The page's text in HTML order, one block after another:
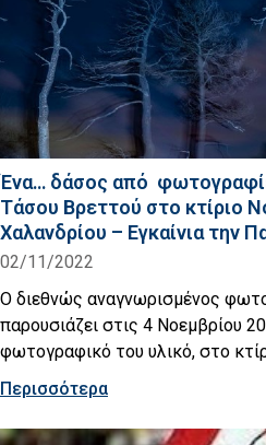
Ένα… δάσος από
Τάσου Βρεττού στο κτίριο
Χαλανδρίου – Εγκαίνια την
02/11/2022
Ο διεθνώς αναγνωρισμένος
παρουσιάζει στις 4 Νοεμβρίου
φωτογραφικό του υλικό, στο
Περισσότερα